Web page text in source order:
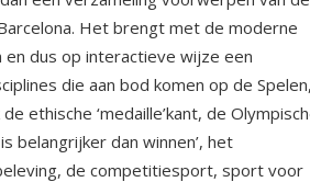
Het brengt met de moderne
en dus op interactieve wijze een
die aan bod komen op de
ethische ‘medaille’kant, de
belangrijker dan winnen’, het
de competitiesport, sport voor